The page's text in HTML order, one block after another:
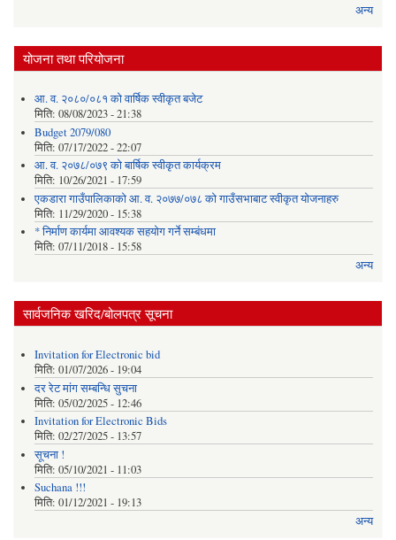
अन्य
योजना तथा परियोजना
आ. व. २०८०/०८१ को वार्षिक स्वीकृत बजेट
मिति: 08/08/2023 - 21:38
Budget 2079/080
मिति: 07/17/2022 - 22:07
आ. व. २०७८/०७९ को बार्षिक स्वीकृत कार्यक्रम
मिति: 10/26/2021 - 17:59
एकडारा गाउँपालिकाको आ. व. २०७७/०७८ को गाउँसभाबाट स्वीकृत योजनाहरु
मिति: 11/29/2020 - 15:38
* निर्माण कार्यमा आवश्यक सहयोग गर्ने सम्बंधमा
मिति: 07/11/2018 - 15:58
अन्य
सार्वजनिक खरिद/बोलपत्र सूचना
Invitation for Electronic bid
मिति: 01/07/2026 - 19:04
दर रेट मांग सम्बन्धि सुचना
मिति: 05/02/2025 - 12:46
Invitation for Electronic Bids
मिति: 02/27/2025 - 13:57
सूचना !
मिति: 05/10/2021 - 11:03
Suchana !!!
मिति: 01/12/2021 - 19:13
अन्य